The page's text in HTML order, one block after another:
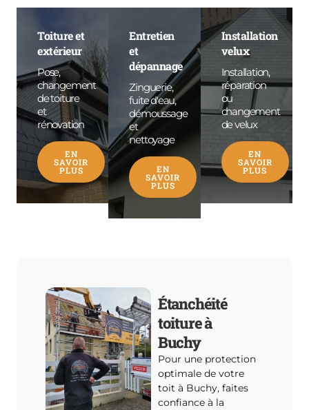
Toiture et
extérieur
Pose,
changement
de toiture
et
rénovation
EN
SAVOIR
PLUS
Entretien
et
dépannage
Zinguerie,
fuite d'eau,
démoussage
et
nettoyage
EN
SAVOIR
PLUS
Installation
velux
Installation,
réparation
ou
changement
de velux
EN
SAVOIR
PLUS
Étanchéité
toiture à
Buchy
Pour une protection
optimale de votre
toit à Buchy, faites
confiance à la